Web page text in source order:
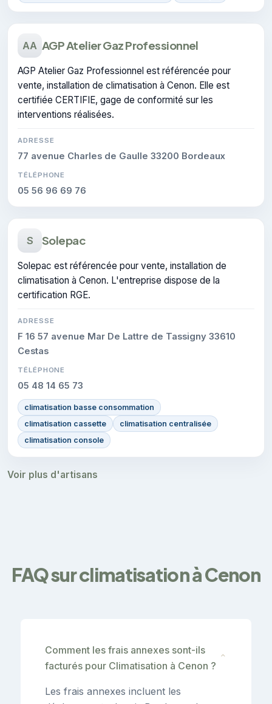
AA AGP Atelier Gaz Professionnel
AGP Atelier Gaz Professionnel est référencée pour
vente, installation de climatisation à Cenon. Elle est
certifiée CERTIFIE, gage de conformité sur les
interventions réalisées.
ADRESSE
77 avenue Charles de Gaulle 33200 Bordeaux
TÉLÉPHONE
05 56 96 69 76
S Solepac
Solepac est référencée pour vente, installation de
climatisation à Cenon. L'entreprise dispose de la
certification RGE.
ADRESSE
F 16 57 avenue Mar De Lattre de Tassigny 33610
Cestas
TÉLÉPHONE
05 48 14 65 73
climatisation basse consommation
climatisation cassette
climatisation centralisée
climatisation console
Voir plus d'artisans
FAQ sur climatisation à Cenon
Comment les frais annexes sont-ils
facturés pour Climatisation à Cenon ?
⌄
Les frais annexes incluent les